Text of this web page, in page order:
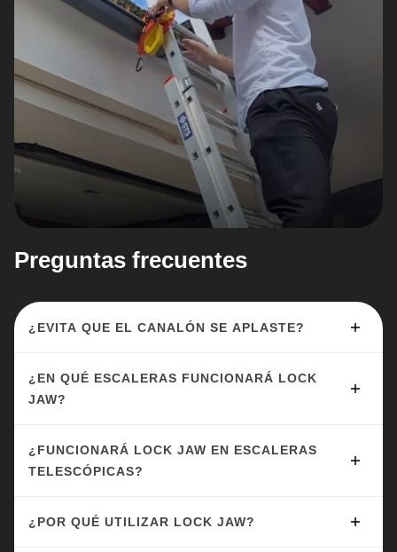
Preguntas frecuentes
¿EVITA QUE EL CANALÓN SE APLASTE?
¿EN QUÉ ESCALERAS FUNCIONARÁ LOCK
JAW?
¿FUNCIONARÁ LOCK JAW EN ESCALERAS
TELESCÓPICAS?
¿POR QUÉ UTILIZAR LOCK JAW?